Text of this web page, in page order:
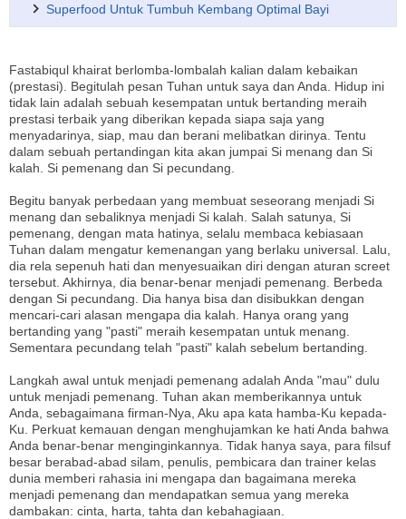
Superfood Untuk Tumbuh Kembang Optimal Bayi
Fastabiqul khairat berlomba-lombalah kalian dalam kebaikan
(prestasi). Begitulah pesan Tuhan untuk saya dan Anda. Hidup ini
tidak lain adalah sebuah kesempatan untuk bertanding meraih
prestasi terbaik yang diberikan kepada siapa saja yang
menyadarinya, siap, mau dan berani melibatkan dirinya. Tentu
dalam sebuah pertandingan kita akan jumpai Si menang dan Si
kalah. Si pemenang dan Si pecundang.
Begitu banyak perbedaan yang membuat seseorang menjadi Si
menang dan sebaliknya menjadi Si kalah. Salah satunya, Si
pemenang, dengan mata hatinya, selalu membaca kebiasaan
Tuhan dalam mengatur kemenangan yang berlaku universal. Lalu,
dia rela sepenuh hati dan menyesuaikan diri dengan aturan screet
tersebut. Akhirnya, dia benar-benar menjadi pemenang. Berbeda
dengan Si pecundang. Dia hanya bisa dan disibukkan dengan
mencari-cari alasan mengapa dia kalah. Hanya orang yang
bertanding yang "pasti" meraih kesempatan untuk menang.
Sementara pecundang telah "pasti" kalah sebelum bertanding.
Langkah awal untuk menjadi pemenang adalah Anda "mau" dulu
untuk menjadi pemenang. Tuhan akan memberikannya untuk
Anda, sebagaimana firman-Nya, Aku apa kata hamba-Ku kepada-
Ku. Perkuat kemauan dengan menghujamkan ke hati Anda bahwa
Anda benar-benar menginginkannya. Tidak hanya saya, para filsuf
besar berabad-abad silam, penulis, pembicara dan trainer kelas
dunia memberi rahasia ini mengapa dan bagaimana mereka
menjadi pemenang dan mendapatkan semua yang mereka
dambakan: cinta, harta, tahta dan kebahagiaan.